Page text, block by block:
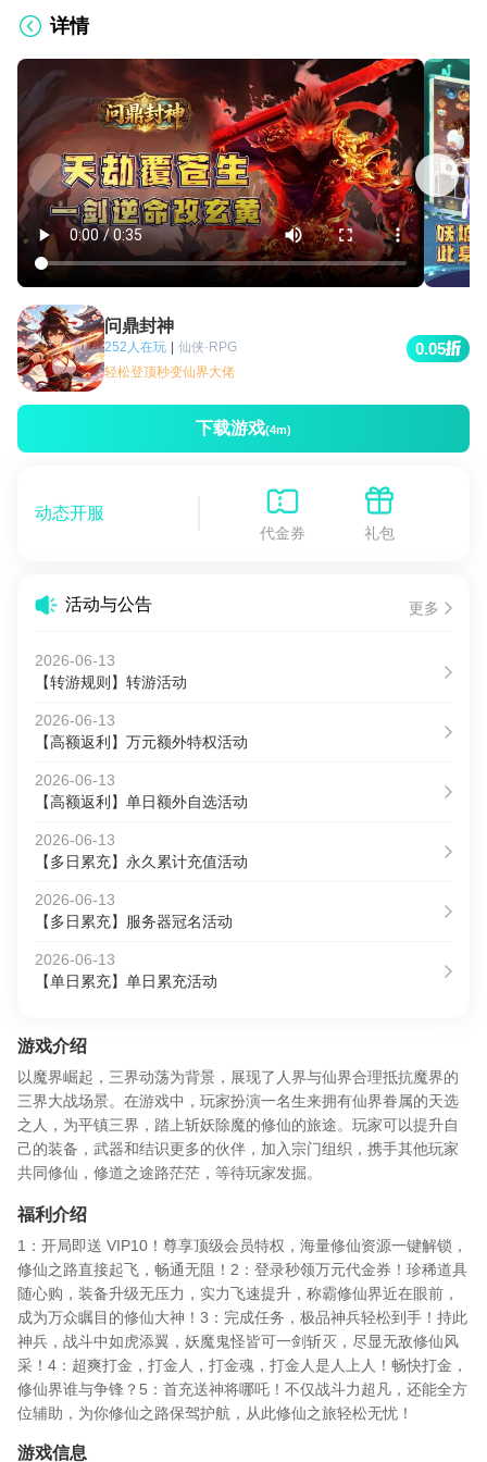
详情
问鼎封神
252人在玩 | 仙侠·RPG
轻松登顶秒变仙界大佬
0.05
下载游戏(4m)
动态开服
代金券 礼包
活动与公告 更多
2026-06-13
【转游规则】转游活动
2026-06-13
【高额返利】万元额外特权活动
2026-06-13
【高额返利】单日额外自选活动
2026-06-13
【多日累充】永久累计充值活动
2026-06-13
【多日累充】服务器冠名活动
2026-06-13
【单日累充】单日累充活动
游戏介绍
以魔界崛起，三界动荡为背景，展现了人界与仙界合理抵抗魔界的
三界大战场景。在游戏中，玩家扮演一名生来拥有仙界眷属的天选
之人，为平镇三界，踏上斩妖除魔的修仙的旅途。玩家可以提升自
己的装备，武器和结识更多的伙伴，加入宗门组织，携手其他玩家
共同修仙，修道之途路茫茫，等待玩家发掘。
福利介绍
1：开局即送 VIP10！尊享顶级会员特权，海量修仙资源一键解锁，
修仙之路直接起飞，畅通无阻！​ 2：登录秒领万元代金券！珍稀道具
随心购，装备升级无压力，实力飞速提升，称霸修仙界近在眼前，
成为万众瞩目的修仙大神！​ 3：完成任务，极品神兵轻松到手！持此
神兵，战斗中如虎添翼，妖魔鬼怪皆可一剑斩灭，尽显无敌修仙风
采！​ 4：超爽打金，打金人，打金魂，打金人是人上人！畅快打金，
修仙界谁与争锋？​ 5：首充送神将哪吒！不仅战斗力超凡，还能全方
位辅助，为你修仙之路保驾护航，从此修仙之旅轻松无忧！
游戏信息